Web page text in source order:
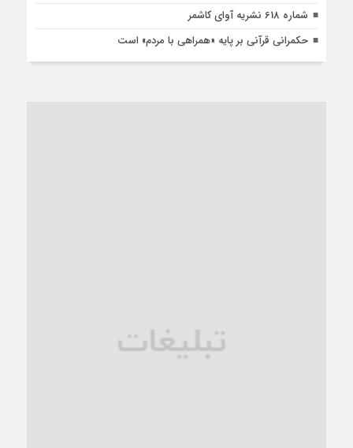
شماره 618 نشریه آوای کاشمر
حکمرانی قرآنی بر پایه «همراهی با مردم» است